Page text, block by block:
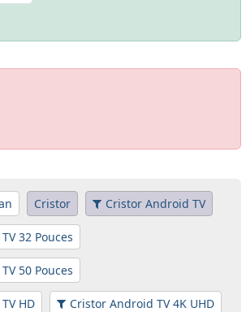
Cristor Cristor Android TV
32 Pouces
50 Pouces
HD Cristor Android TV 4K UHD